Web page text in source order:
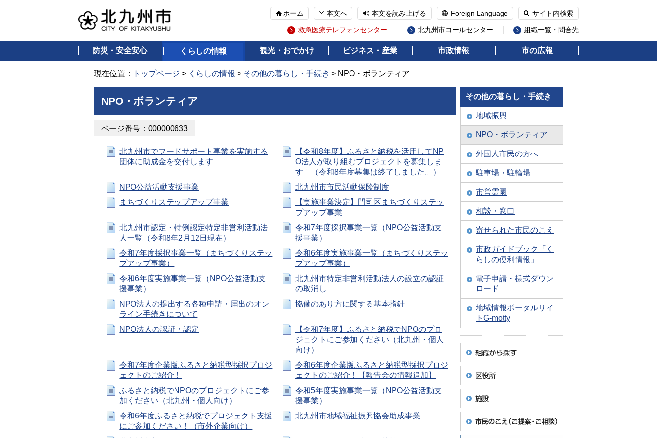
ホーム 本文へ 本文を読み上げる Foreign Language サイト内検索
救急医療テレフォンセンター 北九州市コールセンター 組織一覧・問合先
防災・安全安心 くらしの情報 観光・おでかけ ビジネス・産業 市政情報 市の広報
現在位置： トップページ > くらしの情報 > その他の暮らし・手続き > NPO・ボランティア
NPO・ボランティア
ページ番号：000000633
北九州市でフードサポート事業を実施する
団体に助成金を交付します
【令和8年度】ふるさと納税を活用してNP
O法人が取り組むプロジェクトを募集しま
す！（令和8年度募集は終了しました。）
NPO公益活動支援事業
北九州市市民活動保険制度
まちづくりステップアップ事業
【実施事業決定】門司区まちづくりステッ
プアップ事業
北九州市認定・特例認定特定非営利活動法
人一覧（令和8年2月12日現在）
令和7年度採択事業一覧（NPO公益活動支
援事業）
令和7年度採択事業一覧（まちづくりステッ
プアップ事業）
令和6年度実施事業一覧（まちづくりステッ
プアップ事業）
令和6年度実施事業一覧（NPO公益活動支
援事業）
北九州市特定非営利活動法人の設立の認証
の取消し
NPO法人の提出する各種申請・届出のオン
ライン手続きについて
協働のあり方に関する基本指針
NPO法人の認証・認定
【令和7年度】ふるさと納税でNPOのプロ
ジェクトにご参加ください（北九州・個人
向け）
令和7年度企業版ふるさと納税型採択プロジ
ェクトのご紹介！
令和6年度企業版ふるさと納税型採択プロジ
ェクトのご紹介！【報告会の情報追加】
ふるさと納税でNPOのプロジェクトにご参
加ください（北九州・個人向け）
令和5年度実施事業一覧（NPO公益活動支
援事業）
令和6年度ふるさと納税でプロジェクト支援
にご参加ください！（市外企業向け）
北九州市地域福祉振興協会助成事業
その他の暮らし・手続き
地域振興
NPO・ボランティア
外国人市民の方へ
駐車場・駐輪場
市営霊園
相談・窓口
寄せられた市民のこえ
市政ガイドブック「く
らしの便利情報」
電子申請・様式ダウン
ロード
地域情報ポータルサイ
トG-motty